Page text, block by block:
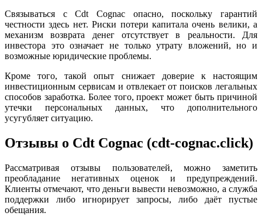
Связываться с Cdt Cognac опасно, поскольку гарантий
честности здесь нет. Риски потери капитала очень велики, а
механизм возврата денег отсутствует в реальности. Для
инвестора это означает не только утрату вложений, но и
возможные юридические проблемы.
Кроме того, такой опыт снижает доверие к настоящим
инвестиционным сервисам и отвлекает от поисков легальных
способов заработка. Более того, проект может быть причиной
утечки персональных данных, что дополнительного
усугубляет ситуацию.
Отзывы о Cdt Cognac (cdt-cognac.click)
Рассматривая отзывы пользователей, можно заметить
преобладание негативных оценок и предупреждений.
Клиенты отмечают, что деньги вывести невозможно, а служба
поддержки либо игнорирует запросы, либо даёт пустые
обещания.